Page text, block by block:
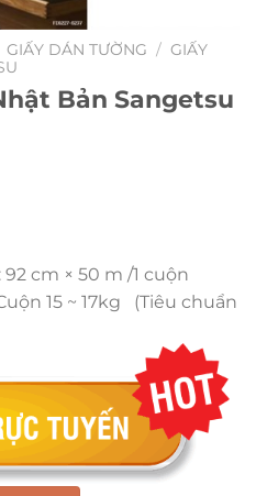
GIẤY DÁN TƯỜNG / GIẤY
Bản Sangetsu
cm × 50 m /1 cuộn
15 ~ 17kg (Tiêu chuẩn